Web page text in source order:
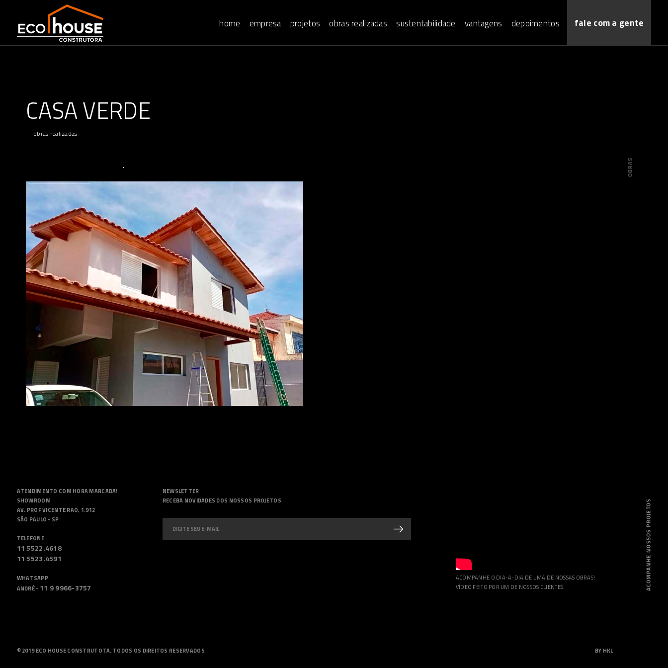
fale com a gente
home empresa projetos obras realizadas sustentabilidade vantagens depoimentos
CASA VERDE
obras realizadas
.
ATENDIMENTO COM HORA MARCADA!
SHOWROOM
AV. PROF VICENTE RAO, 1.912
SÃO PAULO - SP
TELEFONE
11 5522.4618
11 5523.4591
WHATSAPP
ANDRÉ - 11 9 9966-3757
NEWSLETTER
RECEBA NOVIDADES DOS NOSSOS PROJETOS
ACOMPANHE O DIA-A-DIA DE UMA DE NOSSAS OBRAS!
VÍDEO FEITO POR UM DE NOSSOS CLIENTES.
© 2019 ECO HOUSE CONSTRUTOTA. TODOS OS DIREITOS RESERVADOS BY HKL